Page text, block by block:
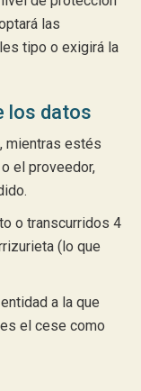
las
tipo o exigirá la
los datos
mientras estés
el proveedor,
o transcurridos 4
(lo que
a la que
el cese como